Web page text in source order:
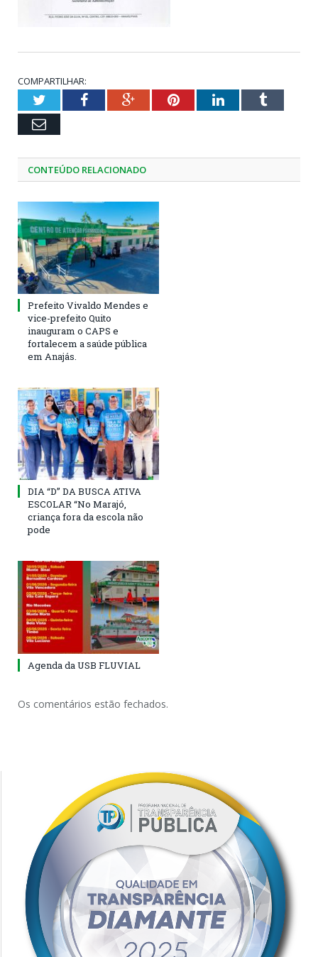
COMPARTILHAR:
TwitterFacebookGoogle+PinterestLinkedInTumblr
Email
CONTEÚDO RELACIONADO
Prefeito Vivaldo Mendes e
vice-prefeito Quito
inauguram o CAPS e
fortalecem a saúde pública
em Anajás.
DIA “D” DA BUSCA ATIVA
ESCOLAR “No Marajó,
criança fora da escola não
pode
Agenda da USB FLUVIAL
Os comentários estão fechados.